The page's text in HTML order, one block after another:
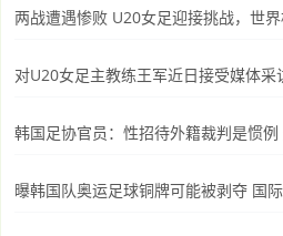
两战遭遇惨败 U20女足迎接挑战，世
对U20女足主教练王军近日接受媒体采
韩国足协官员：性招待外籍裁判是惯
曝韩国队奥运足球铜牌可能被剥夺 国